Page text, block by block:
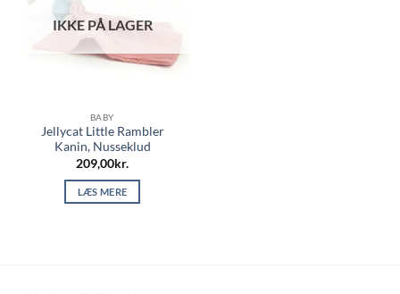
IKKE PÅ LAGER
BABY
Jellycat Little Rambler
Kanin, Nusseklud
209,00kr.
LÆS MERE